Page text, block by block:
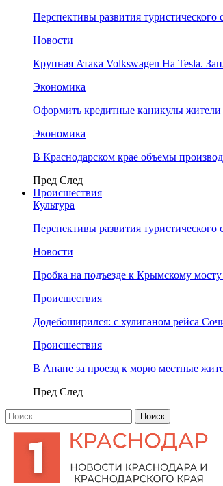
Перспективы развития туристического
Новости
Крупная Атака Volkswagen На Tesla.
Экономика
Оформить кредитные каникулы жители
Экономика
В Краснодарском крае объемы
Пред След
Происшествия
Культура
Перспективы развития туристического
Новости
Пробка на подъезде к Крымскому
Происшествия
Додебоширился: с хулиганом рейса
Происшествия
В Анапе за проезд к морю местные
Пред След